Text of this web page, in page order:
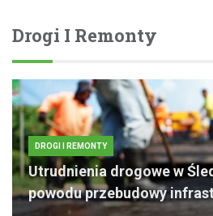
Drogi I Remonty
DROGI I REMONTY
Utrudnienia drogowe w
powodu przebudowy